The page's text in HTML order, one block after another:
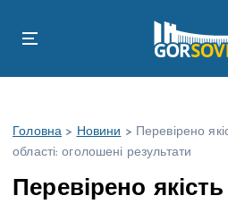
Головна > Новини >
Перевірено
області: оголошені результати
Перевірено